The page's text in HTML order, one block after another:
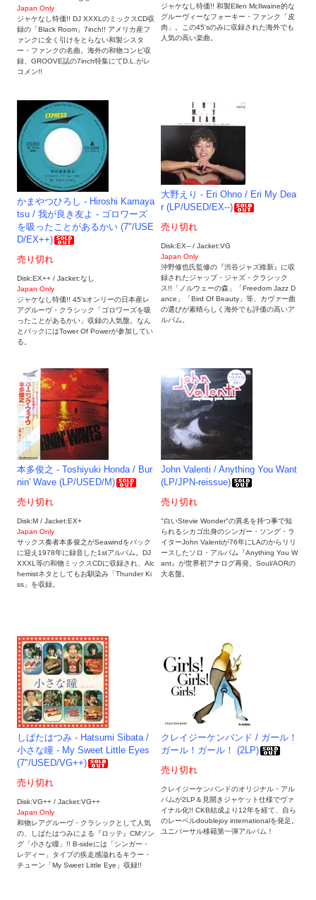
Japan Only
ジャケなし特価!! DJ XXXLのミックスCD収
録の「Black Room」7inch!! アメリカ産フ
ァンクに全く引けをとらない和製シスタ
ー・ファンクの名曲。海外の和物コンピ収
録、GROOVE誌の7inch特集にてD.L.がレ
コメン!!
ジャケなし特価!! 和製Ellen McIlwaine的な
グルーヴィーなフォーキー・ファンク「皮
肉」。この45'sのみに収録された海外でも
人気の高い楽曲。
かまやつひろし - Hiroshi Kamaya
tsu / 我が良き友よ - ゴロワーズ
を吸ったことがあるかい (7"/USE
D/EX++)
売り切れ
Disk:EX++ / Jacket:なし
Japan Only
ジャケなし特価!! 45'sオンリーの日本産レ
アグルーヴ・クラシック「ゴロワーズを吸
ったことがあるかい」収録の人気盤。なん
とバックにはTower Of Powerが参加してい
る。
大野えり - Eri Ohno / Eri My Dea
r (LP/USED/EX--)
売り切れ
Disk:EX-- / Jacket:VG
Japan Only
沖野修也氏監修の『渋谷ジャズ維新』に収
録されたジャップ・ジャズ・クラシック
ス!!「ノルウェーの森」「Freedom Jazz D
ance」「Bird Of Beauty」等、カヴァー曲
の選びが素晴らしく海外でも評価の高いア
ルバム。
本多俊之 - Toshiyuki Honda / Bur
nin' Wave (LP/USED/M)
売り切れ
Disk:M / Jacket:EX+
Japan Only
サックス奏者本多俊之がSeawindをバック
に迎え1978年に録音した1stアルバム。DJ
XXXL等の和物ミックスCDに収録され、Alc
hemistネタとしてもお馴染み「Thunder Ki
ss」を収録。
John Valenti / Anything You Want
(LP/JPN-reissue)
売り切れ
"白いStevie Wonder"の異名を持つ事で知
られるシカゴ出身のシンガー・ソング・ラ
イターJohn Valentiが76年にLAのからリリ
ースしたソロ・アルバム『Anything You W
ant』が世界初アナログ再発。Soul/AORの
大名盤。
しばたはつみ - Hatsumi Sibata /
小さな瞳 - My Sweet Little Eyes
(7"/USED/VG++)
売り切れ
Disk:VG++ / Jacket:VG++
Japan Only
和物レアグルーヴ・クラシックとして人気
の、しばたはつみによる『ロッテ』CMソン
グ「小さな瞳」!! B-sideには「シンガー・
レディー」タイプの疾走感溢れるキラー・
チューン「My Sweet Little Eye」収録!!
クレイジーケンバンド / ガール！
ガール！ガール！ (2LP)
売り切れ
クレイジーケンバンドのオリジナル・アル
バムが2LP＆見開きジャケット仕様でヴァ
イナル化!! CKB結成より12年を経て、自ら
のレーベルdoublejoy internationalを発足。
ユニバーサル移籍第一弾アルバム！